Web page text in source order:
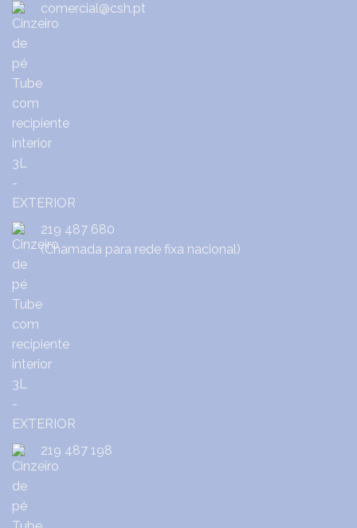
comercial@csh.pt
219 487 680
(Chamada para rede fixa nacional)
219 487 198